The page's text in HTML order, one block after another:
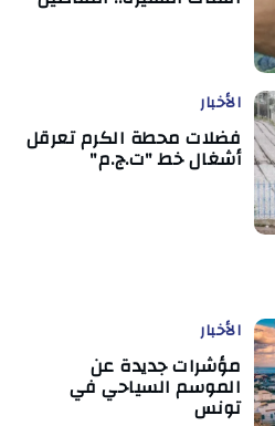
الأخبار
فضلات محطة الكرم تعرقل
أشغال خط "ت.ج.م"
الأخبار
مؤشرات جديدة عن
الموسم السياحي في
تونس